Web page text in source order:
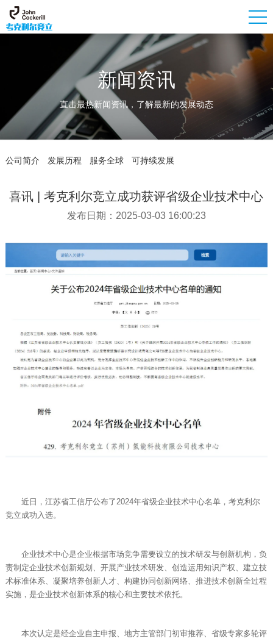
新闻资讯
直击最热新闻资讯，了解最新的发展动态
公司简介 发展历程 服务全球 可持续发展
喜讯 | 考克利尔竞立成功获评省级企业技术中心
发布日期：2025-03-03 16:00:23
近日，江苏省工信厅公布了2024年省级企业技术中心名单，考克利尔
竞立成功入选。
企业技术中心是企业根据市场竞争需要设立的技术研发与创新机构，负
责制定企业技术创新规划、开展产业技术研发、创造运用知识产权、建立技
术标准体系、凝聚培养创新人才、构建协同创新网络、推进技术创新全过程
实施，是企业技术创新体系的核心和主要技术依托。
本次认定是经企业自主申报、地方主管部门初审推荐、省级专家多轮评